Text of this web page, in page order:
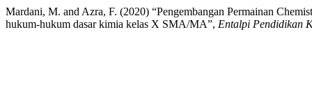
Mardani, M. and Azra, F. (2020) “Pengembangan Permainan
hukum-hukum dasar kimia kelas X SMA/MA”, Entalpi Pendidikan